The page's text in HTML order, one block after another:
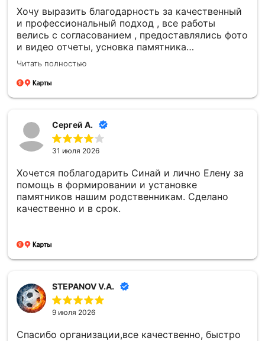
Хочу выразить благодарность за качественный
и профессиональный подход , все работы
велись с согласованием , предоставлялись фото
и видео отчеты, усновка памятника
качественная , большое спасибо компании
Читать полностью
Сергей А.
31 июля 2026
Хочется поблагодарить Синай и лично Елену за
помощь в формировании и установке
памятников нашим родственникам. Сделано
качественно и в срок.
STEPANOV V.A.
9 июля 2026
Спасибо организации,все качественно, быстро